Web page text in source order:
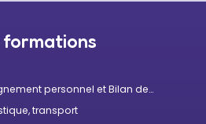
personnel et Bilan de
transport